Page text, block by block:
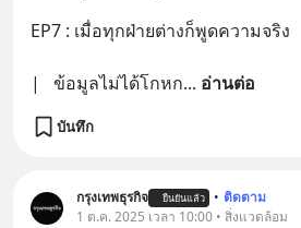
EP7 : เมื่อทุกฝ่ายต่างก็พูดความจริง
|   ข้อมูลไม่ได้โกหก... อ่านต่อ
บันทึก
กรุงเทพธุรกิจ ยืนยันแล้ว • ติดตาม
1 ต.ค. 2025 เวลา 10:00 • สิ่งแวดล้อม